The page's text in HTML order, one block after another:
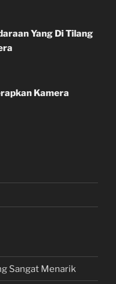
Yang Di Tilang
Kamera
Sangat Menarik